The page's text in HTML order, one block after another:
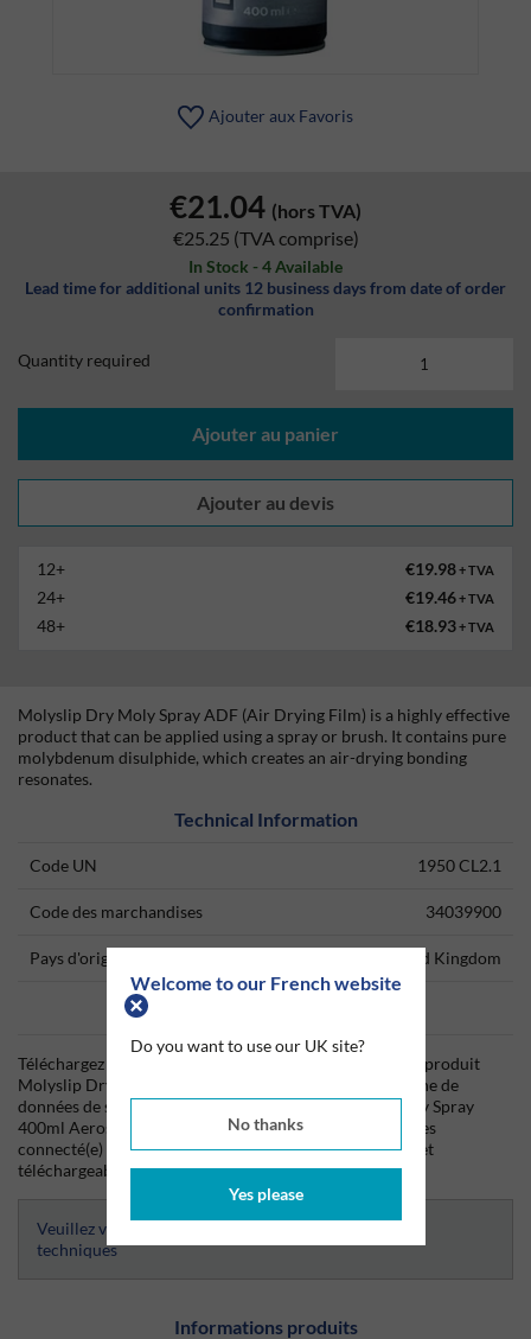
Welcome to our French website
Do you want to use our UK site?
No thanks
Yes please
Ajouter aux Favoris
€21.04 (hors TVA)
€25.25 (TVA comprise)
In Stock - 4 Available
Lead time for additional units 12 business days from date of order
confirmation
Quantity required
Ajouter au panier
12+ €19.98+ TVA
24+ €19.46+ TVA
48+ €18.93+ TVA
Molyslip Dry Moly Spray ADF (Air Drying Film) is a highly effective
product that can be applied using a spray or brush. It contains pure
molybdenum disulphide, which creates an air-drying bonding
resonates.
Technical Information
Code UN 1950 CL2.1
Code des marchandises 34039900
Pays d'origine United Kingdom
Téléchargez dès aujourd'hui la fiche technique (TDS) du produit
Molyslip Dry Moly Spray 400ml Aerosol ainsi que la fiche de
données de sécurité (SDS) du produit Molyslip Dry Moly Spray
400ml Aerosol depuis Silmid. Une fois que vous vous êtes
connecté(e) ou inscrit(e), la fiche technique sera visible et
téléchargeable.
Veuillez vous connecter afin d’avoir accès aux fiches
techniques
Informations produits